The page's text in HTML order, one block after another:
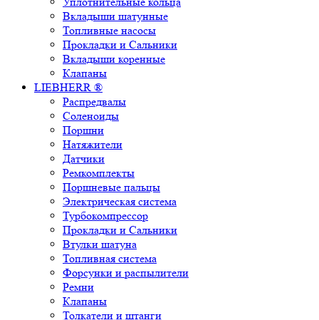
Вкладыши шатунные
Топливные насосы
Прокладки и Сальники
Вкладыши коренные
Клапаны
LIEBHERR ®
Распредвалы
Соленоиды
Поршни
Натяжители
Датчики
Ремкомплекты
Поршневые пальцы
Электрическая система
Турбокомпрессор
Прокладки и Сальники
Втулки шатуна
Топливная система
Форсунки и распылители
Ремни
Клапаны
Толкатели и штанги